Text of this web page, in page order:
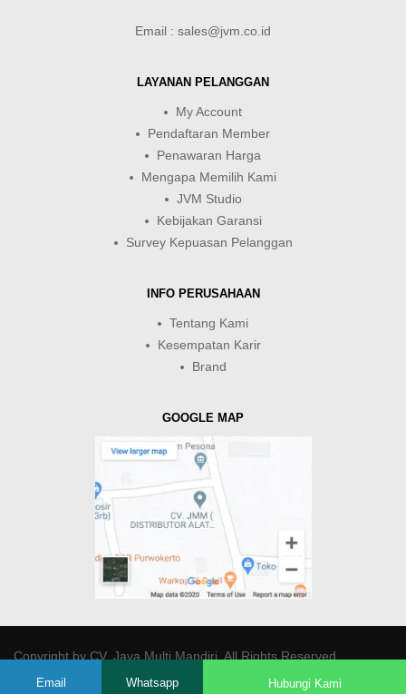
Email : sales@jvm.co.id
LAYANAN PELANGGAN
My Account
Pendaftaran Member
Penawaran Harga
Mengapa Memilih Kami
JVM Studio
Kebijakan Garansi
Survey Kepuasan Pelanggan
INFO PERUSAHAAN
Tentang Kami
Kesempatan Karir
Brand
GOOGLE MAP
Copyright byCV. Java Multi Mandiri. All Rights Reserved.
Email Whatsapp Hubungi Kami